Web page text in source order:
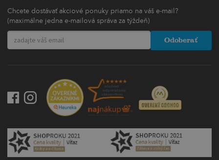
Chcete dostávať akciové ponuky priamo na váš e-mail?
(maximálne jedna e-mailová správa za týždeň)
Odoberať